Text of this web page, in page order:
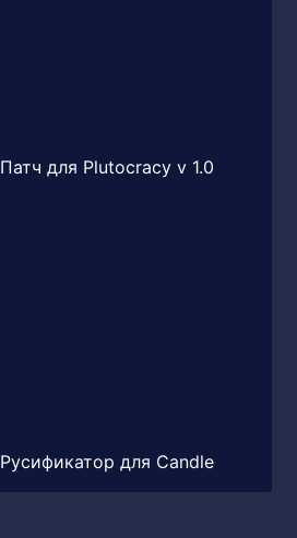
Патч для Plutocracy v 1.0
Русификатор для Candle